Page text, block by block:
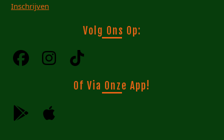
Inschrijven
Volg Ons Op:
Of Via Onze App!